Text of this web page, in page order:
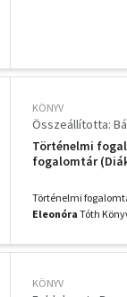
KÖNYV
Összeállította:
Történelmi
fogalomtár
Történelmi
Eleonóra Tóth
KÖNYV